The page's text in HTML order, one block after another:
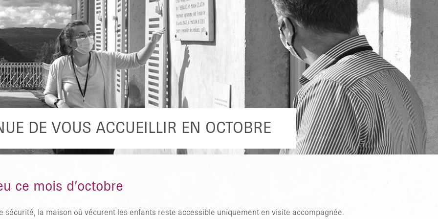
en
?
de
DE VOUS ACCUEILLIR EN OCTOBRE
ce mois d’octobre
sécurité, la maison où vécurent les enfants reste accessible uniquement en visite accompagnée.